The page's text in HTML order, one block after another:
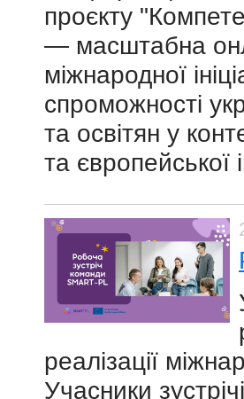
проєкту
— масштабна
міжнародної
спроможності
та освітян у
та європейської
реалізації
Учасники